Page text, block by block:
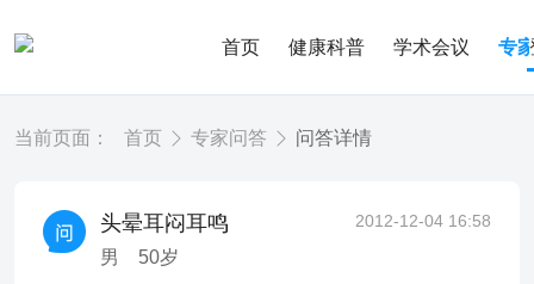
首页 健康科普 学术会议 专
当前页面： 首页 专家问答 问答详情
头晕耳闷耳鸣
男 50岁
2012-12-04 16:58